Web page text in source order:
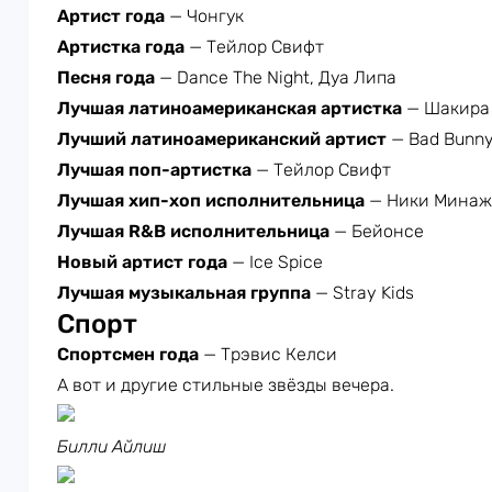
Артист года — Чонгук
Артистка года — Тейлор Свифт
Песня года — Dance The Night, Дуа Липа
Лучшая латиноамериканская артистка — Шакира
Лучший латиноамериканский артист — Bad
Лучшая поп-артистка — Тейлор Свифт
Лучшая хип-хоп исполнительница — Ники Минаж
Лучшая R&B исполнительница — Бейонсе
Новый артист года — Ice Spice
Лучшая музыкальная группа — Stray Kids
Спорт
Спортсмен года — Трэвис Келси
А вот и другие стильные звёзды вечера.
Билли Айлиш